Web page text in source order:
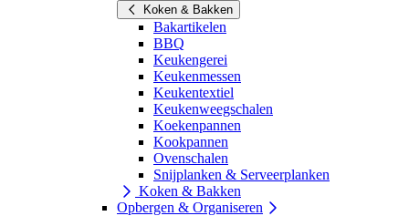
Koken & Bakken
Bakartikelen
BBQ
Keukengerei
Keukenmessen
Keukentextiel
Keukenweegschalen
Koekenpannen
Kookpannen
Ovenschalen
Snijplanken & Serveerplanken
Koken & Bakken
Opbergen & Organiseren